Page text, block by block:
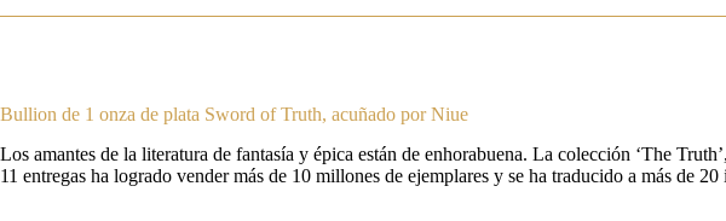
Bullion de 1 onza de plata Sword of Truth, acuñado por Niue
Los amantes de la literatura de fantasía y épica están de enhorabuena. La colección ‘The
11 entregas ha logrado vender más de 10 millones de ejemplares y se ha traducido a más de